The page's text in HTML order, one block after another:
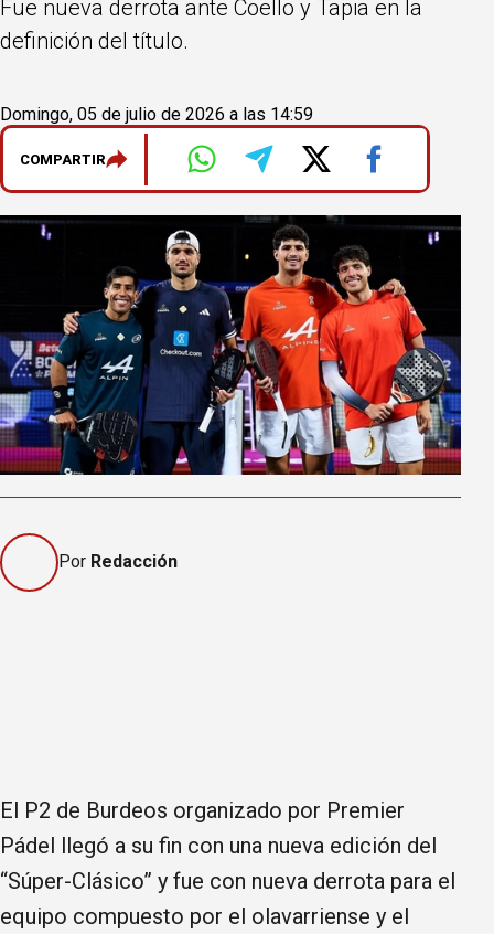
Fue nueva derrota ante Coello y Tapia en la
definición del título.
Domingo, 05 de julio de 2026 a las 14:59
COMPARTIR
Por Redacción
El P2 de Burdeos organizado por Premier
Pádel llegó a su fin con una nueva edición del
“Súper-Clásico” y fue con nueva derrota para el
equipo compuesto por el olavarriense y el